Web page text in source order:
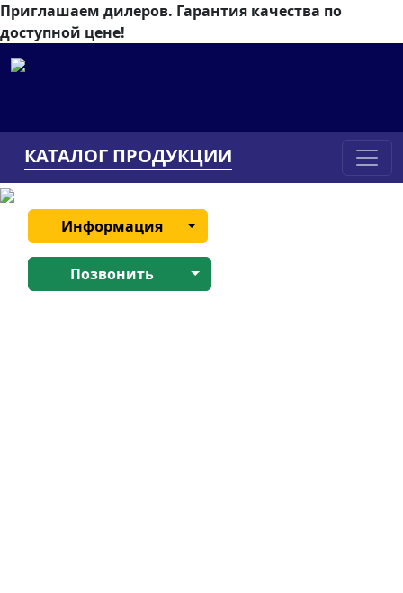
Приглашаем дилеров. Гарантия качества по
доступной цене!
КАТАЛОГ ПРОДУКЦИИ
Информация
Позвонить